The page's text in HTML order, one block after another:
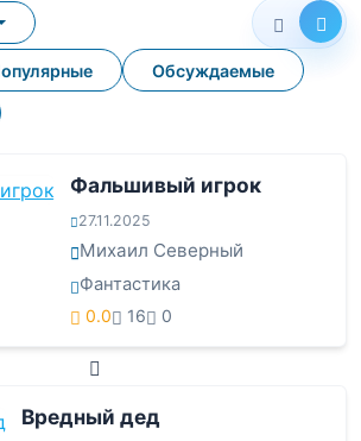
Обсуждаемые
Фальшивый игрок
27.11.2025
Михаил Северный
Фантастика
0.0 16 0
Вредный дед